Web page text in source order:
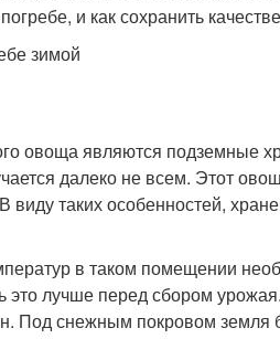
и как сохранить
зимой
овоща являются подземные
далеко не всем. Этот
виду таких особенностей,
в таком помещении
лучше перед сбором
Под снежным покровом земля